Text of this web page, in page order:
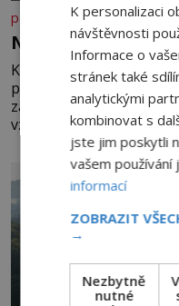
panidomu.cz
Nedovolte mozku
Každý, komu je přes 25
procvičovat mozkové
začíná zhoršovat
vzpomenout si na
paměti lovíte název
Je to opravdu tak, s
rozhodla stávkovat.
K personalizaci
návštěvnosti
Informace o
stránek také
analytickými
kombinovat s
jste jim poskytli
vašem používání
informací
ZOBRAZIT
→
Nezbytně
nutné